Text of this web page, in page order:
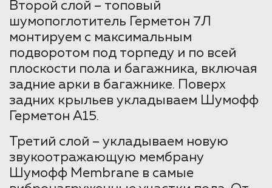
Второй слой – топовый
шумопоглотитель Герметон 7Л
монтируем с максимальным
подворотом под торпеду и по всей
плоскости пола и багажника, включая
задние арки в багажнике. Поверх
задних крыльев укладываем Шумофф
Герметон А15.
Третий слой – укладываем новую
звукоотражающую мембрану
Шумофф Membrane в самые